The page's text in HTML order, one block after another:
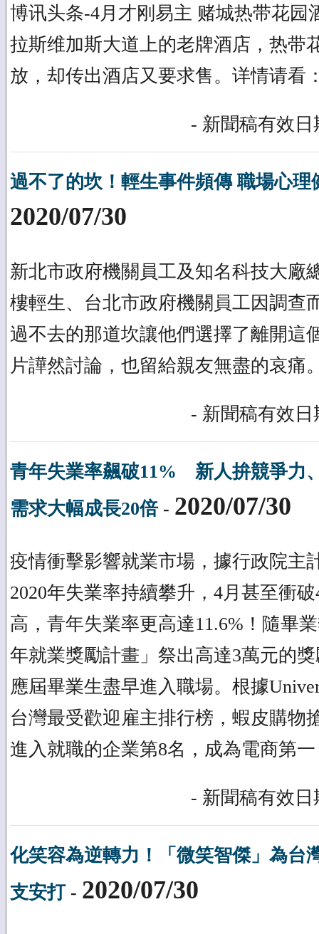
博讯头条-4月才刚易主 赌城热带花园
拉斯维加斯大道上的老牌酒店，热带
放，却传出酒店又要求售。详情请看
- 新聞稿有效日
過不了的坎！輕生事件頻傳 職場心理
2020/07/30
新北市政府機關員工及知名科技大廠
樓輕生、台北市政府機關員工因調
過不去的那道坎讓他們選擇了離開這
片譁然討論，也留給親友無盡的哀痛
- 新聞稿有效日
青年失業率飆破11% 新人拚競爭力
需求大幅成長20倍- 2020/07/30
疫情衝擊影響就業市場，據行政院主
2020年失業率持續攀升，4月甚至衝
高，青年失業率更高達11.6%！隨畢
年就業獎勵計畫」祭出高達3萬元的
應屆畢業生盡早進入職場。根據
台灣最受歡迎雇主排行榜，蝦皮購物
進入就職的企業第8名，成為電商第
- 新聞稿有效日
化笑容為逆轉力！「微笑智傑」為台
支安打- 2020/07/30